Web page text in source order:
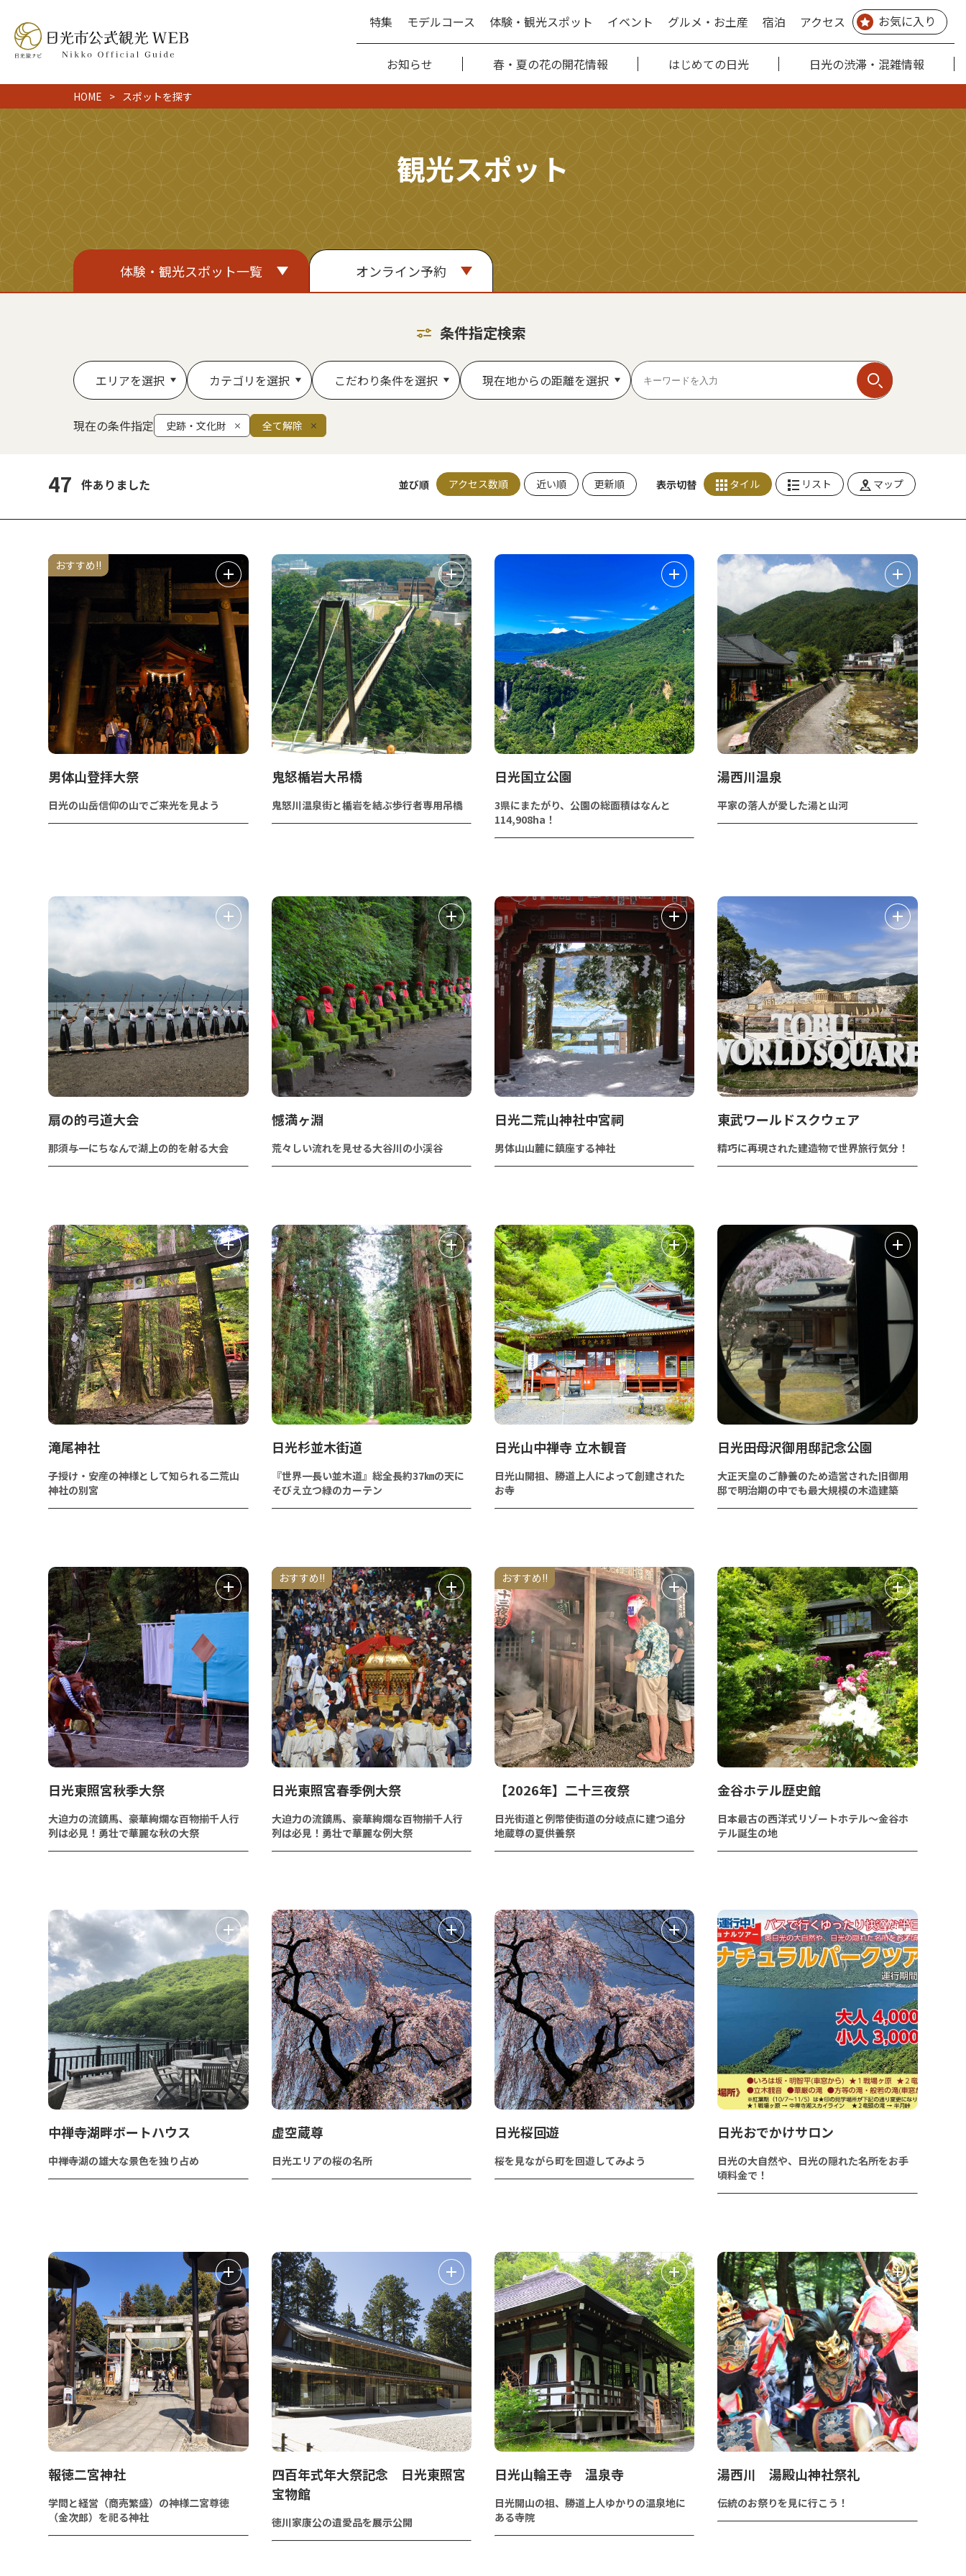
特集 モデルコース 体験・観光スポット イベント グルメ・お土産 宿泊 アクセス お気に入り
お知らせ 春・夏の花の開花情報 はじめての日光 日光の渋滞・混雑情報
HOME スポットを探す
観光スポット
体験・観光スポット一覧 オンライン予約
条件指定検索
エリアを選択 カテゴリを選択 こだわり条件を選択 現在地からの距離を選択
現在の条件指定 史跡・文化財 全て解除
47 件ありました 並び順 アクセス数順 近い順 更新順 表示切替 タイル リスト マップ
おすすめ!!
男体山登拝大祭
日光の山岳信仰の山でご来光を見よう
鬼怒楯岩大吊橋
鬼怒川温泉街と楯岩を結ぶ歩行者専用吊橋
日光国立公園
3県にまたがり、公園の総面積はなんと
114,908ha！
湯西川温泉
平家の落人が愛した湯と山河
扇の的弓道大会
那須与一にちなんで湖上の的を射る大会
憾満ヶ淵
荒々しい流れを見せる大谷川の小渓谷
日光二荒山神社中宮祠
男体山山麓に鎮座する神社
東武ワールドスクウェア
精巧に再現された建造物で世界旅行気分！
滝尾神社
子授け・安産の神様として知られる二荒山
神社の別宮
日光杉並木街道
『世界一長い並木道』総全長約37㎞の天に
そびえ立つ緑のカーテン
日光山中禅寺 立木観音
日光山開祖、勝道上人によって創建された
お寺
日光田母沢御用邸記念公園
大正天皇のご静養のため造営された旧御用
邸で明治期の中でも最大規模の木造建築
日光東照宮秋季大祭
大迫力の流鏑馬、豪華絢爛な百物揃千人行
列は必見！勇壮で華麗な秋の大祭
おすすめ!!
日光東照宮春季例大祭
大迫力の流鏑馬、豪華絢爛な百物揃千人行
列は必見！勇壮で華麗な例大祭
おすすめ!!
【2026年】二十三夜祭
日光街道と例幣使街道の分岐点に建つ追分
地蔵尊の夏供養祭
金谷ホテル歴史館
日本最古の西洋式リゾートホテル～金谷ホ
テル誕生の地
中禅寺湖畔ボートハウス
中禅寺湖の雄大な景色を独り占め
虚空蔵尊
日光エリアの桜の名所
日光桜回遊
桜を見ながら町を回遊してみよう
日光おでかけサロン
日光の大自然や、日光の隠れた名所をお手
頃料金で！
報徳二宮神社
学問と経営（商売繁盛）の神様二宮尊徳
（金次郎）を祀る神社
四百年式年大祭記念 日光東照宮
宝物館
徳川家康公の遺愛品を展示公開
日光山輪王寺 温泉寺
日光開山の祖、勝道上人ゆかりの温泉地に
ある寺院
湯西川 湯殿山神社祭礼
伝統のお祭りを見に行こう！